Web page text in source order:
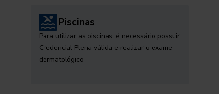
Piscinas
Para utilizar as piscinas, é necessário possuir
Credencial Plena válida e realizar o exame
dermatológico